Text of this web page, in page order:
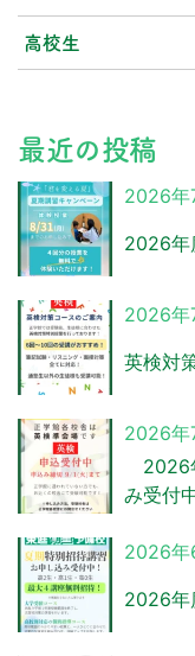
高校生
最近の投稿
2026年
2026年
英検対
2026年
2026
み受付
2026年
2026年
2026年